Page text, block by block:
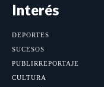
Interés
DEPORTES
SUCESOS
PUBLIRREPORTAJE
CULTURA